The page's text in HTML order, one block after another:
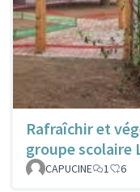
Rafraîchir et
groupe scolaire
CAPUCINE 1 6